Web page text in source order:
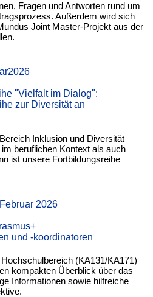
Fragen und Antworten rund um
Außerdem wird sich
Joint Master-Projekt aus der
"Vielfalt im Dialog":
zur Diversität an
Inklusion und Diversität
beruflichen Kontext als auch
ist unsere Fortbildungsreihe
2026
und -koordinatoren
(KA131/KA171)
kompakten Überblick über das
Informationen sowie hilfreiche